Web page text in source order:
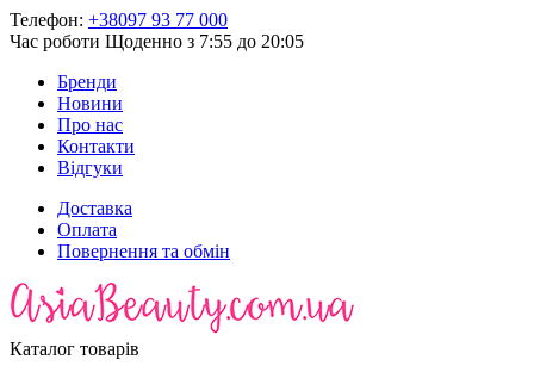
Телефон: +38097 93 77 000
Час роботи Щоденно з 7:55 до 20:05
Бренди
Новини
Про нас
Контакти
Відгуки
Доставка
Оплата
Повернення та обмін
Каталог товарів